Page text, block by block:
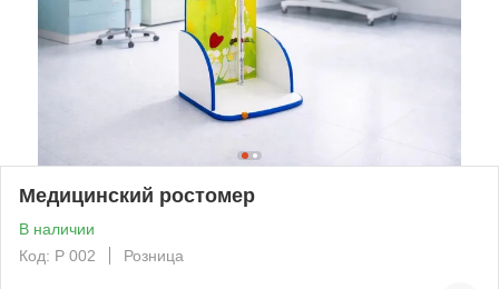
Медицинский ростомер
В наличии
Код: Р 002
Розница